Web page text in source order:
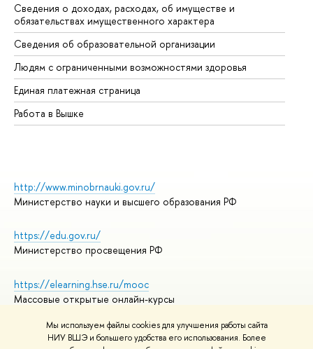
Мы используем файлы cookies для улучшения работы сайта
НИУ ВШЭ и большего удобства его использования. Более
Сведения о доходах, расходах, об имуществе и
обязательствах имущественного характера
Сведения об образовательной организации
Людям с ограниченными возможностями здоровья
Единая платежная страница
Работа в Вышке
http://www.minobrnauki.gov.ru/
Министерство науки и высшего образования РФ
https://edu.gov.ru/
Министерство просвещения РФ
https://elearning.hse.ru/mooc
Массовые открытые онлайн-курсы